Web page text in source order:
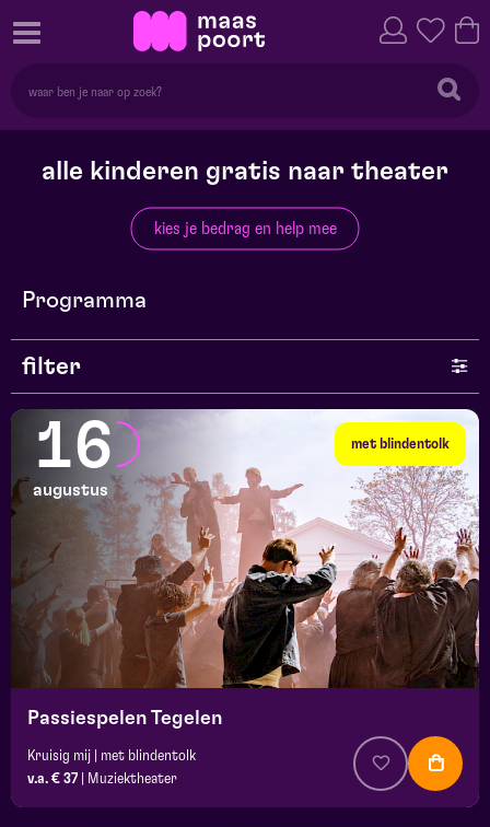
alle kinderen gratis naar theater
kies je bedrag en help mee
Programma
filter
genre
series en selecties
maand
prijs
locatie
met blindentolk
16
augustus
Passiespelen Tegelen
Kruisig mij | met blindentolk
v.a. € 37
Muziektheater